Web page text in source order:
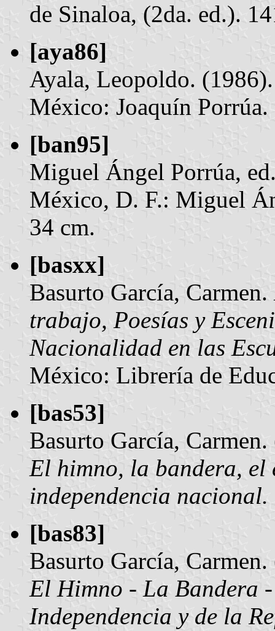
de Sinaloa, (2da. ed.).
[aya86]
Ayala, Leopoldo.
México: Joaquín
[ban95]
Miguel Ángel Porrúa,
México, D. F.: Miguel
34 cm.
[basxx]
Basurto García, Carmen.
trabajo, Poesías y
Nacionalidad en las
México: Librería de
[bas53]
Basurto García,
El himno, la bandera, el
independencia nacional.
[bas83]
Basurto García,
El Himno - La Bandera
Independencia y de la